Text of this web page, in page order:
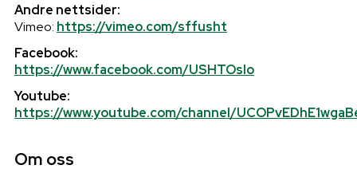
Andre nettsider:
Vimeo: https://vimeo.com/sffusht
Facebook:
https://www.facebook.com/USHTOslo
Youtube:
https://www.youtube.com/channel/
Om oss